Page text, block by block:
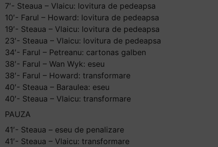
7′- Steaua – Vlaicu: lovitura de pedeapsa
10′- Farul – Howard: lovitura de pedeapsa
19′- Steaua – Vlaicu: lovitura de pedeapsa
23′- Steaua – Vlaicu: lovitura de pedeapsa
34′- Farul – Petreanu: cartonas galben
38′- Farul – Wan Wyk: eseu
38′- Farul – Howard: transformare
40′- Steaua – Baraulea: eseu
40′- Steaua – Vlaicu: transformare
PAUZA
41′- Steaua – eseu de penalizare
41′- Steaua – Vlaicu: transformare